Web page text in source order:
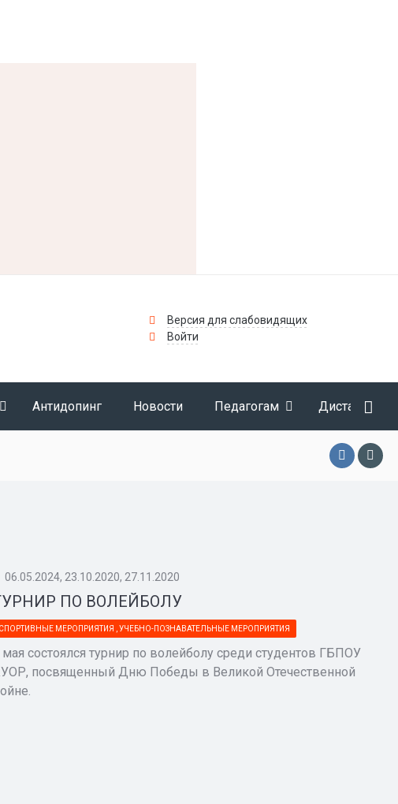
Версия для слабовидящих
Войти
Антидопинг Новости Педагогам
06.05.2024, 23.10.2020, 27.11.2020
ПО ВОЛЕЙБОЛУ
СПОРТИВНЫЕ МЕРОПРИЯТИЯ УЧЕБНО-ПОЗНАВАТЕЛЬНЫЕ МЕРОПРИЯТИЯ
мая состоялся турнир по волейболу среди студентов ГБПОУ
посвященный Дню Победы в Великой Отечественной